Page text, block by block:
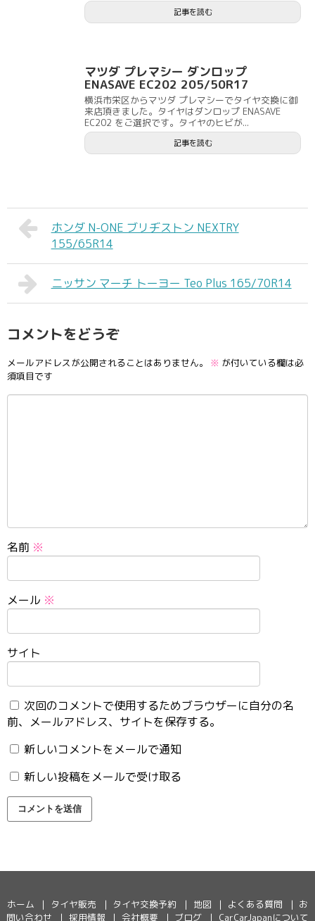
記事を読む
マツダ プレマシー ダンロップ
ENASAVE EC202 205/50R17
横浜市栄区からマツダ プレマシーでタイヤ交換に御
来店頂きました。タイヤはダンロップ ENASAVE
EC202 をご選択です。タイヤのヒビが...
記事を読む
ホンダ N-ONE ブリヂストン NEXTRY
155/65R14
ニッサン マーチ トーヨー Teo Plus 165/70R14
コメントをどうぞ
メールアドレスが公開されることはありません。 ※ が付いている欄は必
須項目です
名前 ※
メール ※
サイト
次回のコメントで使用するためブラウザーに自分の名
前、メールアドレス、サイトを保存する。
新しいコメントをメールで通知
新しい投稿をメールで受け取る
ホーム タイヤ販売 タイヤ交換予約 地図 よくある質問
お
問い合わせ
採用情報 会社概要 ブログ CarCarJapanについて